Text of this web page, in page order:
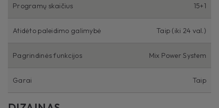
Programų skaičius 15+1
Atidėto paleidimo galimybė Taip (iki 24 val.)
Pagrindinės funkcijos Mix Power System
Garai Taip